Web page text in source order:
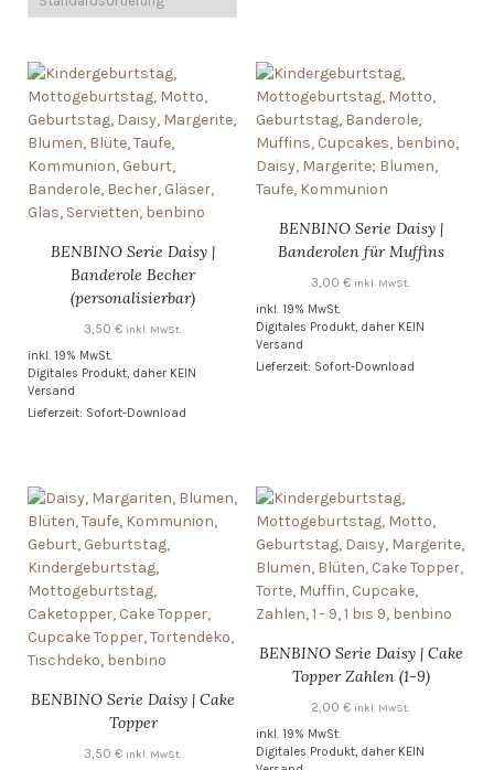
BENBINO Serie Daisy |
Banderole Becher
(personalisierbar)
3,50€ inkl. MwSt.
inkl. 19% MwSt.
Digitales Produkt, daher KEIN
Versand
Lieferzeit: Sofort-Download
BENBINO Serie Daisy |
Banderolen für Muffins
3,00€ inkl. MwSt.
inkl. 19% MwSt.
Digitales Produkt, daher KEIN
Versand
Lieferzeit: Sofort-Download
BENBINO Serie Daisy | Cake
Topper
3,50€ inkl. MwSt.
BENBINO Serie Daisy | Cake
Topper Zahlen (1-9)
2,00€ inkl. MwSt.
inkl. 19% MwSt.
Digitales Produkt, daher KEIN